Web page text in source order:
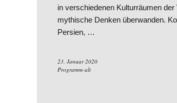
in verschiedenen Kulturräumen
mythische Denken überwanden.
Persien, …
23. Januar 2020
Programm-alt